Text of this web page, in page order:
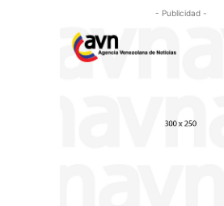
- Publicidad -